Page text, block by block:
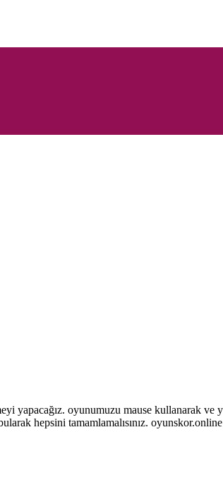
yapacağız. oyunumuzu mause kullanarak
hepsini tamamlamalısınız.